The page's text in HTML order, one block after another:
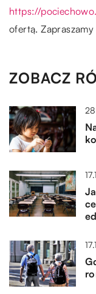
https://
ofertą.
ZOBACZ